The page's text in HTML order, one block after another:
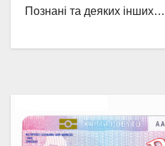
Познані та деяких інших…